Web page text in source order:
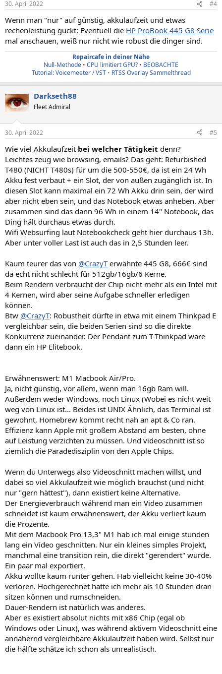
e
:
30. April 2022 #4
Wenn man "nur" auf günstig, akkulaufzeit und etwas
rechenleistung guckt: Eventuell die HP ProBook 445 G8 Serie
mal anschauen, weiß nur nicht wie robust die dinger sind.
Repaircafe in deiner Nähe
Null-Methode • CPU limitiert GPU? • BEOBACHTE
Tutorial: Voicemeeter / VST• RTSS Overlay Sammelthread
Darkseth88
Fleet Admiral
30. April 2022 #5
Wie viel Akkulaufzeit bei welcher Tätigkeit denn?
Leichtes zeug wie browsing, emails? Das geht: Refurbished
T480 (NICHT T480s) für um die 500-550€, da ist ein 24 Wh
Akku fest verbaut + ein Slot, der von außen zugänglich ist. In
diesen Slot kann maximal ein 72 Wh Akku drin sein, der wird
aber nicht eben sein, und das Notebook etwas anheben. Aber
zusammen sind das dann 96 Wh in einem 14" Notebook, das
Ding hält durchaus etwas durch.
Wifi Websurfing laut Notebookcheck geht hier durchaus 13h.
Aber unter voller Last ist auch das in 2,5 Stunden leer.
Kaum teurer das von @CrazyTerwähnte 445 G8, 666€ sind
da echt nicht schlecht für 512gb/16gb/6 Kerne.
Beim Rendern verbraucht der Chip nicht mehr als ein Intel mit
4 Kernen, wird aber seine Aufgabe schneller erledigen
können.
Btw @CrazyT: Robustheit dürfte in etwa mit einem Thinkpad E
vergleichbar sein, die beiden Serien sind so die direkte
Konkurrenz zueinander. Der Pendant zum T-Thinkpad wäre
dann ein HP Elitebook.
Erwähnenswert: M1 Macbook Air/Pro.
Ja, nicht günstig, vor allem, wenn man 16gb Ram will.
Außerdem weder Windows, noch Linux (Wobei es nicht weit
weg von Linux ist... Beides ist UNIX Ähnlich, das Terminal ist
gewohnt, Homebrew kommt recht nah an apt & Co ran.
Effizienz kann Apple mit großem Abstand am besten, ohne
auf Leistung verzichten zu müssen. Und videoschnitt ist so
ziemlich die Paradedisziplin von den Apple Chips.
Wenn du Unterwegs also Videoschnitt machen willst, und
dabei so viel Akkulaufzeit wie möglich brauchst (und nicht
nur "gern hättest"), dann existiert keine Alternative.
Der Energieverbrauch während man ein Video zusammen
schneidet ist kaum erwähnenswert, der Akku verliert kaum
die Prozente.
Mit dem Macbook Pro 13,3" M1 hab ich mal einige stunden
lang ein Video geschnitten. Nur ein kleines simples Projekt,
manchmal eine transition rein, die direkt "gerendert" wurde.
Ein paar mal exportiert.
Akku wollte kaum runter gehen. Hab vielleicht keine 30-40%
verloren. Hochgerechnet hätte ich mehr als 10 Stunden dran
sitzen können und rumschneiden.
Dauer-Rendern ist natürlich was anderes.
Aber es existiert absolut nichts mit x86 Chip (egal ob
Windows oder Linux), was während aktivem Videoschnitt eine
annähernd vergleichbare Akkulaufzeit haben wird. Selbst nur
die hälfte schätze ich schon als unrealistisch.